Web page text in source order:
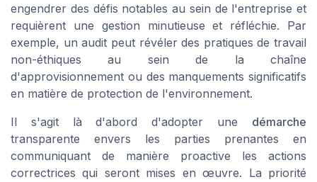
engendrer des défis notables au sein de l'entreprise et
requièrent une gestion minutieuse et réfléchie. Par
exemple, un audit peut révéler des pratiques de travail
non-éthiques au sein de la chaîne
d'approvisionnement ou des manquements significatifs
en matière de protection de l'environnement.
Il s'agit là d'abord d'adopter une démarche
transparente envers les parties prenantes en
communiquant de manière proactive les actions
correctrices qui seront mises en œuvre. La priorité